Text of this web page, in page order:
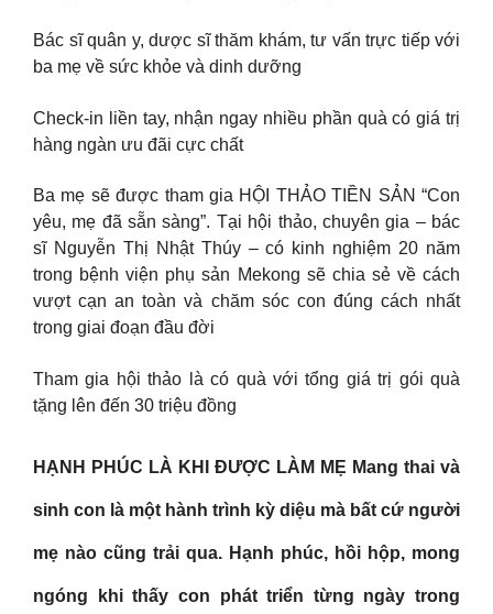
Bác sĩ quân y, dược sĩ thăm khám, tư vấn trực tiếp với
ba mẹ về sức khỏe và dinh dưỡng
Check-in liền tay, nhận ngay nhiều phần quà có giá trị
hàng ngàn ưu đãi cực chất
Ba mẹ sẽ được tham gia HỘI THẢO TIỀN SẢN “Con
yêu, mẹ đã sẵn sàng”. Tại hội thảo, chuyên gia – bác
sĩ Nguyễn Thị Nhật Thúy – có kinh nghiệm 20 năm
trong bệnh viện phụ sản Mekong sẽ chia sẻ về cách
vượt cạn an toàn và chăm sóc con đúng cách nhất
trong giai đoạn đầu đời
Tham gia hội thảo là có quà với tổng giá trị gói quà
tặng lên đến 30 triệu đồng
HẠNH PHÚC LÀ KHI ĐƯỢC LÀM MẸ Mang thai và
sinh con là một hành trình kỳ diệu mà bất cứ người
mẹ nào cũng trải qua. Hạnh phúc, hồi hộp, mong
ngóng khi thấy con phát triển từng ngày trong